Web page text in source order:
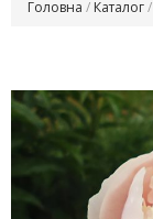
Головна / Каталог/